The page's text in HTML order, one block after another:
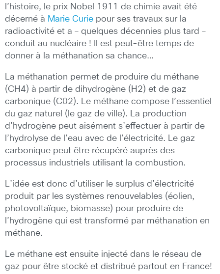
l’histoire, le prix Nobel 1911 de chimie avait été
décerné à Marie Curie pour ses travaux sur la
radioactivité et a – quelques décennies plus tard –
conduit au nucléaire ! Il est peut-être temps de
donner à la méthanation sa chance…
La méthanation permet de produire du méthane
(CH4) à partir de dihydrogène (H2) et de gaz
carbonique (C02). Le méthane compose l’essentiel
du gaz naturel (le gaz de ville). La production
d’hydrogène peut aisément s’effectuer à partir de
l’hydrolyse de l’eau avec de l’électricité. Le gaz
carbonique peut être récupéré auprès des
processus industriels utilisant la combustion.
L’idée est donc d’utiliser le surplus d’électricité
produit par les systèmes renouvelables (éolien,
photovoltaïque, biomasse) pour produire de
l’hydrogène qui est transformé par méthanation en
méthane.
Le méthane est ensuite injecté dans le réseau de
gaz pour être stocké et distribué partout en France!